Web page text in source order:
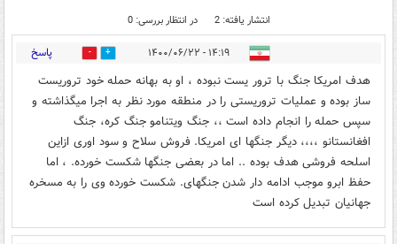
انتشار یافته: 2 در انتظار بررسی: 0
۱۴:۱۹ - ۱۴۰۰/۰۶/۲۲ 0 پاسخ
هدف امریکا جنگ با ترور یست نبوده ، او به بهانه حمله خود تروریست
ساز بوده و عملیات تروریستی را در منطقه مورد نظر به اجرا میگذاشته و
سپس حمله را انجام داده است ،، جنگ ویتنامو جنگ کره، جنگ
افغانستانو ،،،، دیگر جنگها ای امریکا. فروش سلاح و سود اوری ازاین
اسلحه فروشی هدف بوده .. اما در بعضی جنگها شکست خورده. ، اما
حفظ ابرو موجب ادامه دار شدن جنگهای. شکست خورده وی را به مسخره
جهانیان تبدیل کرده است